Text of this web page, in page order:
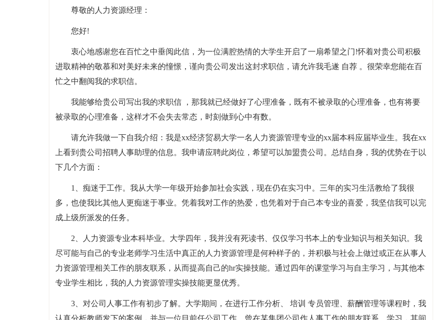
尊敬的人力资源经理：
您好!
衷心地感谢您在百忙之中垂阅此信，为一位满腔热情的大学生开启了一扇希望之门!怀着对贵公司积极
进取精神的敬慕和对美好未来的憧憬，谨向贵公司发出这封求职信，请允许我毛遂 自荐 。很荣幸您能在百
忙之中翻阅我的求职信。
我能够给贵公司写出我的求职信 ，那我就已经做好了心理准备，既有不被录取的心理准备，也有将要
被录取的心理准备，这样才不会失去常态，时刻做到心中有数。
请允许我做一下自我介绍：我是xx经济贸易大学一名人力资源管理专业的xx届本科应届毕业生。我在xx
上看到贵公司招聘人事助理的信息。我申请应聘此岗位，希望可以加盟贵公司。总结自身，我的优势在于以
下几个方面：
1、痴迷于工作。我从大学一年级开始参加社会实践，现在仍在实习中。三年的实习生活教给了我很
多，也使我比其他人更痴迷于事业。凭着我对工作的热爱，也凭着对于自己本专业的喜爱，我坚信我可以完
成上级所派发的任务。
2、人力资源专业本科毕业。大学四年，我并没有死读书、仅仅学习书本上的专业知识与相关知识。我
尽可能与自己的专业老师学习生活中真正的人力资源管理是何种样子的，并积极与社会上做过或正在从事人
力资源管理相关工作的朋友联系，从而提高自己的hr实操技能。通过四年的课堂学习与自主学习，与其他本
专业学生相比，我的人力资源管理实操技能更显优秀。
3、对公司人事工作有初步了解。大学期间，在进行工作分析、 培训 专员管理、薪酬管理等课程时，我
认真分析教师发下的案例，并与一位目前任公司工作、曾在某集团公司作人事工作的朋友联系、学习，其间